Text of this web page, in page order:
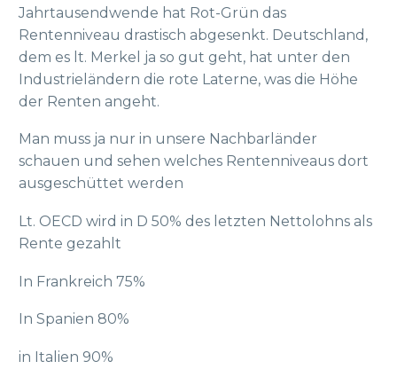
Jahrtausendwende hat Rot-Grün das
Rentenniveau drastisch abgesenkt. Deutschland,
dem es lt. Merkel ja so gut geht, hat unter den
Industrieländern die rote Laterne, was die Höhe
der Renten angeht.
Man muss ja nur in unsere Nachbarländer
schauen und sehen welches Rentenniveaus dort
ausgeschüttet werden
Lt. OECD wird in D 50% des letzten Nettolohns als
Rente gezahlt
In Frankreich 75%
In Spanien 80%
in Italien 90%